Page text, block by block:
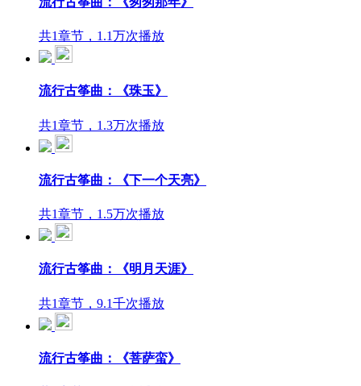
共1章节，1.1万次播放
流行古筝曲：《珠玉》
共1章节，1.3万次播放
流行古筝曲：《下一个天亮》
共1章节，1.5万次播放
流行古筝曲：《明月天涯》
共1章节，9.1千次播放
流行古筝曲：《菩萨蛮》